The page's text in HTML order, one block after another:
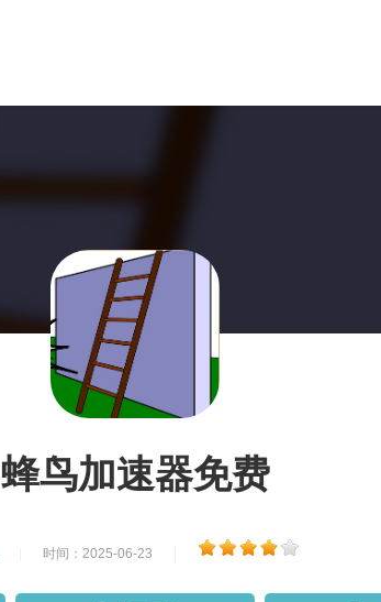
蜂鸟加速器免费
时间：2025-06-23